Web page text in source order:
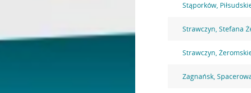
Stąporków,
Strawczyn, Stefana
Strawczyn,
Zagnańsk,